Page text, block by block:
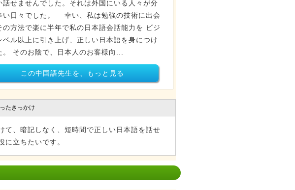
話せませんでした。それは外国にいる人々が分
い日々でした。 幸い、私は勉強の技術に出会
の方法で楽に半年で私の日本語会話能力を ビジ
ベル以上に引き上げ、正しい日本語を身につけ
。 そのお陰で、日本人のお客様向...
この中国語先生を、もっと見る
たきっかけ
て、暗記しなく、短時間で正しい日本語を話せ
立ちたいです。